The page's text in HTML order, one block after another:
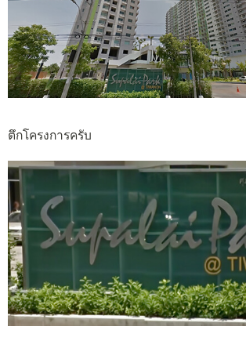
ตึกโครงการครับ